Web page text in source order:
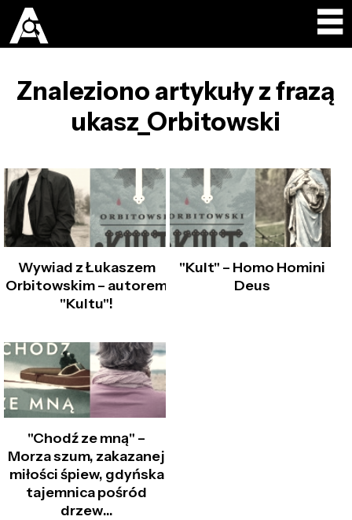
Znaleziono artykuły z frazą
ukasz_Orbitowski
Wywiad z Łukaszem
Orbitowskim – autorem
"Kultu"!
"Kult" – Homo Homini
Deus
"Chodź ze mną" –
Morza szum, zakazanej
miłości śpiew, gdyńska
tajemnica pośród
drzew…